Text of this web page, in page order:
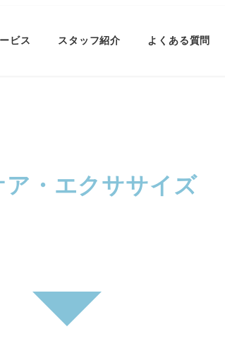
ビス スタッフ紹介 よくある質問
ア・エクササイズ